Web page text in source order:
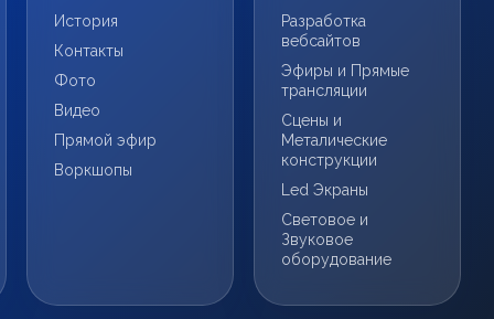
История
Контакты
Фото
Видео
Прямой эфир
Воркшопы
Разработка
вебсайтов
Эфиры и Прямые
трансляции
Сцены и
Металические
конструкции
Led Экраны
Световое и
Звуковое
оборудование